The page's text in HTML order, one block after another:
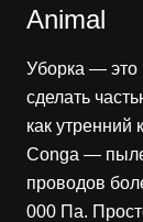
Animal
Уборка — это
сделать
как
Conga —
проводов
000 Па.